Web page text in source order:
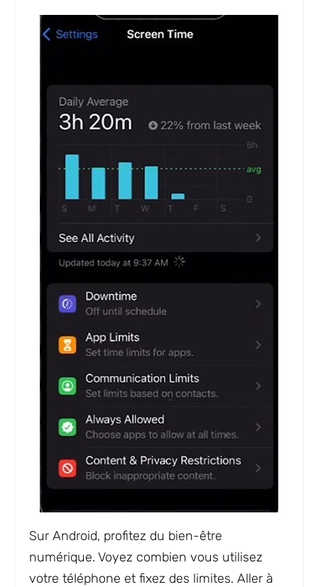
Sur Android, profitez du bien-être
numérique. Voyez combien vous utilisez
votre téléphone et fixez des limites. Aller à